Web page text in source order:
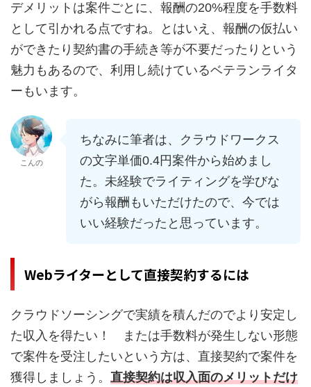
デメリットは案件ごとに、報酬の20%程度を手数料
として引かれる点ですね。とはいえ、報酬の仮払い
ができたり契約書の手続き等が不要だったりという
魅力もあるので、利用し続けているベテランライタ
ーもいます。
こんの
ちなみに筆者は、クラウドワークス
の文字単価0.4円案件から始めまし
た。未経験でライティングを学びな
がら報酬もいただけたので、今では
いい経験だったと思っています。
Webライターとして直接契約するには
クラウドソーシングで実績を積んだのでより安定し
た収入を得たい！ または手数料が発生しない形態
で案件を受注したいという方は、直接契約で案件を
獲得しましょう。 直接契約は収入面のメリットだけ